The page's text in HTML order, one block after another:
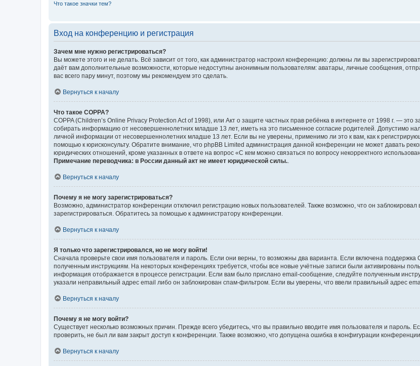
Что такое значки тем?
Вход на конференцию и регистрация
Зачем мне нужно регистрироваться?
Вы можете этого и не делать. Всё зависит от того, как администратор настроил конференцию: должны ли вы
даёт вам дополнительные возможности, которые недоступны анонимным пользователям: аватары, личные сообщения,
вас всего пару минут, поэтому мы рекомендуем это сделать.
Вернуться к началу
Что такое COPPA?
COPPA (Children’s Online Privacy Protection Act of 1998), или Акт о защите частных прав ребёнка в интернете от 1998 г. —
собирать информацию от несовершеннолетних младше 13 лет, иметь на это письменное согласие родителей. Допустимо
личной информации от несовершеннолетних младше 13 лет. Если вы не уверены, применимо ли это к вам, как к
помощью к юрисконсульту. Обратите внимание, что phpBB Limited администрация данной конференции не может давать
юридических отношений, кроме указанных в ответе на вопрос «С кем можно связаться по вопросу некорректного
Примечание переводчика: в России данный акт не имеет юридической силы..
Вернуться к началу
Почему я не могу зарегистрироваться?
Возможно, администратор конференции отключил регистрацию новых пользователей. Также возможно, что он
зарегистрироваться. Обратитесь за помощью к администратору конференции.
Вернуться к началу
Я только что зарегистрировался, но не могу войти!
Сначала проверьте свои имя пользователя и пароль. Если они верны, то возможны два варианта. Если включена поддержка
полученным инструкциям. На некоторых конференциях требуется, чтобы все новые учётные записи были активированы
информация отображается в процессе регистрации. Если вам было прислано email-сообщение, следуйте полученным
указали неправильный адрес email либо он заблокирован спам-фильтром. Если вы уверены, что ввели правильный адрес
Вернуться к началу
Почему я не могу войти?
Существует несколько возможных причин. Прежде всего убедитесь, что вы правильно вводите имя пользователя и пароль.
проверить, не был ли вам закрыт доступ к конференции. Также возможно, что допущена ошибка в конфигурации
Вернуться к началу